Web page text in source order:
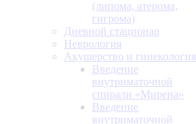
(липома, атерома,
гигрома)
Дневной стационар
Неврология
Акушерство и гинекология
Введение
внутриматочной
спирали «Мирена»
Введение
внутриматочной